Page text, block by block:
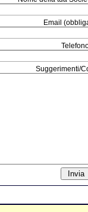
Email
Suggerimenti/